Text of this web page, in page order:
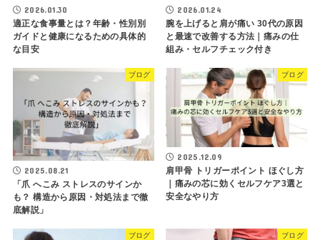
2026.01.30
適正な食事量とは？年齢・性別別
ガイドと健康になるための具体的
な目安
2026.01.24
腕を上げると肩が痛い 30代の原因
と最速で改善する方法｜痛みの仕
組み・セルフチェック付き
ブログ
2025.08.21
「爪 へこみ ストレスのサインか
も？ 構造から原因・対処法まで徹
底解説」
ブログ
2025.12.09
肩甲骨 トリガーポイント ほぐし方
｜痛みの芯に効くセルフケア3選と
安全なやり方
ブログ ブログ